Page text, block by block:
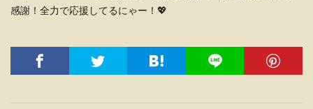
感謝！全力で応援してるにゃー！💖